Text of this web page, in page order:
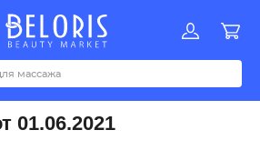
Акции
NOPQRSTUVWYZАБВДЗИМОКЛНПРСТУФ
01.06.2021